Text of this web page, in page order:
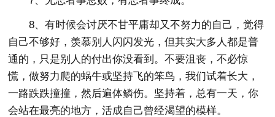
8、有时候会讨厌不甘平庸却又不努力的自己，觉得
自己不够好，羡慕别人闪闪发光，但其实大多人都是普
通的，只是别人的付出你没看到。不要沮丧，不必惊
慌，做努力爬的蜗牛或坚持飞的笨鸟，我们试着长大，
一路跌跌撞撞，然后遍体鳞伤。坚持着，总有一天，你
会站在最亮的地方，活成自己曾经渴望的模样。